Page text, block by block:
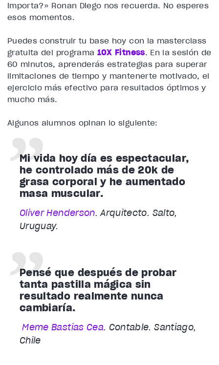
importa?» Ronan Diego nos recuerda. No esperes
esos momentos.
Puedes construir tu base hoy con la masterclass
gratuita del programa 10X Fitness. En la sesión de
60 minutos, aprenderás estrategias para superar
limitaciones de tiempo y mantenerte motivado, el
ejercicio más efectivo para resultados óptimos y
mucho más.
Algunos alumnos opinan lo siguiente:
Mi vida hoy día es espectacular,
he controlado más de 20k de
grasa corporal y he aumentado
masa muscular.
Oliver Henderson. Arquitecto. Salto,
Uruguay.
Pensé que después de probar
tanta pastilla mágica sin
resultado realmente nunca
cambiaría.
Meme Bastias Cea. Contable. Santiago,
Chile